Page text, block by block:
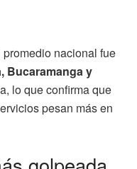
nacional fue
Bucaramanga y
lo que confirma que
pesan más en